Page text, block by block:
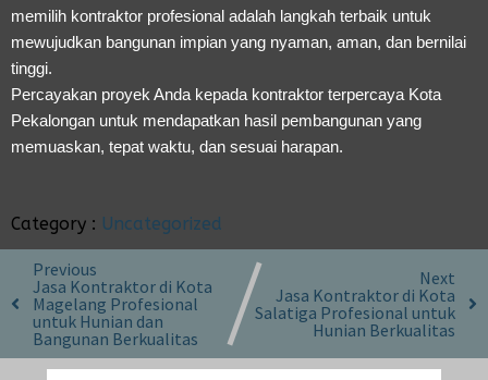
memilih kontraktor profesional adalah langkah terbaik untuk
mewujudkan bangunan impian yang nyaman, aman, dan bernilai
tinggi.
Percayakan proyek Anda kepada kontraktor terpercaya Kota
Pekalongan untuk mendapatkan hasil pembangunan yang
memuaskan, tepat waktu, dan sesuai harapan.
Category : Uncategorized
Previous
Jasa Kontraktor di Kota
Magelang Profesional
untuk Hunian dan
Bangunan Berkualitas
Next
Jasa Kontraktor di Kota
Salatiga Profesional untuk
Hunian Berkualitas